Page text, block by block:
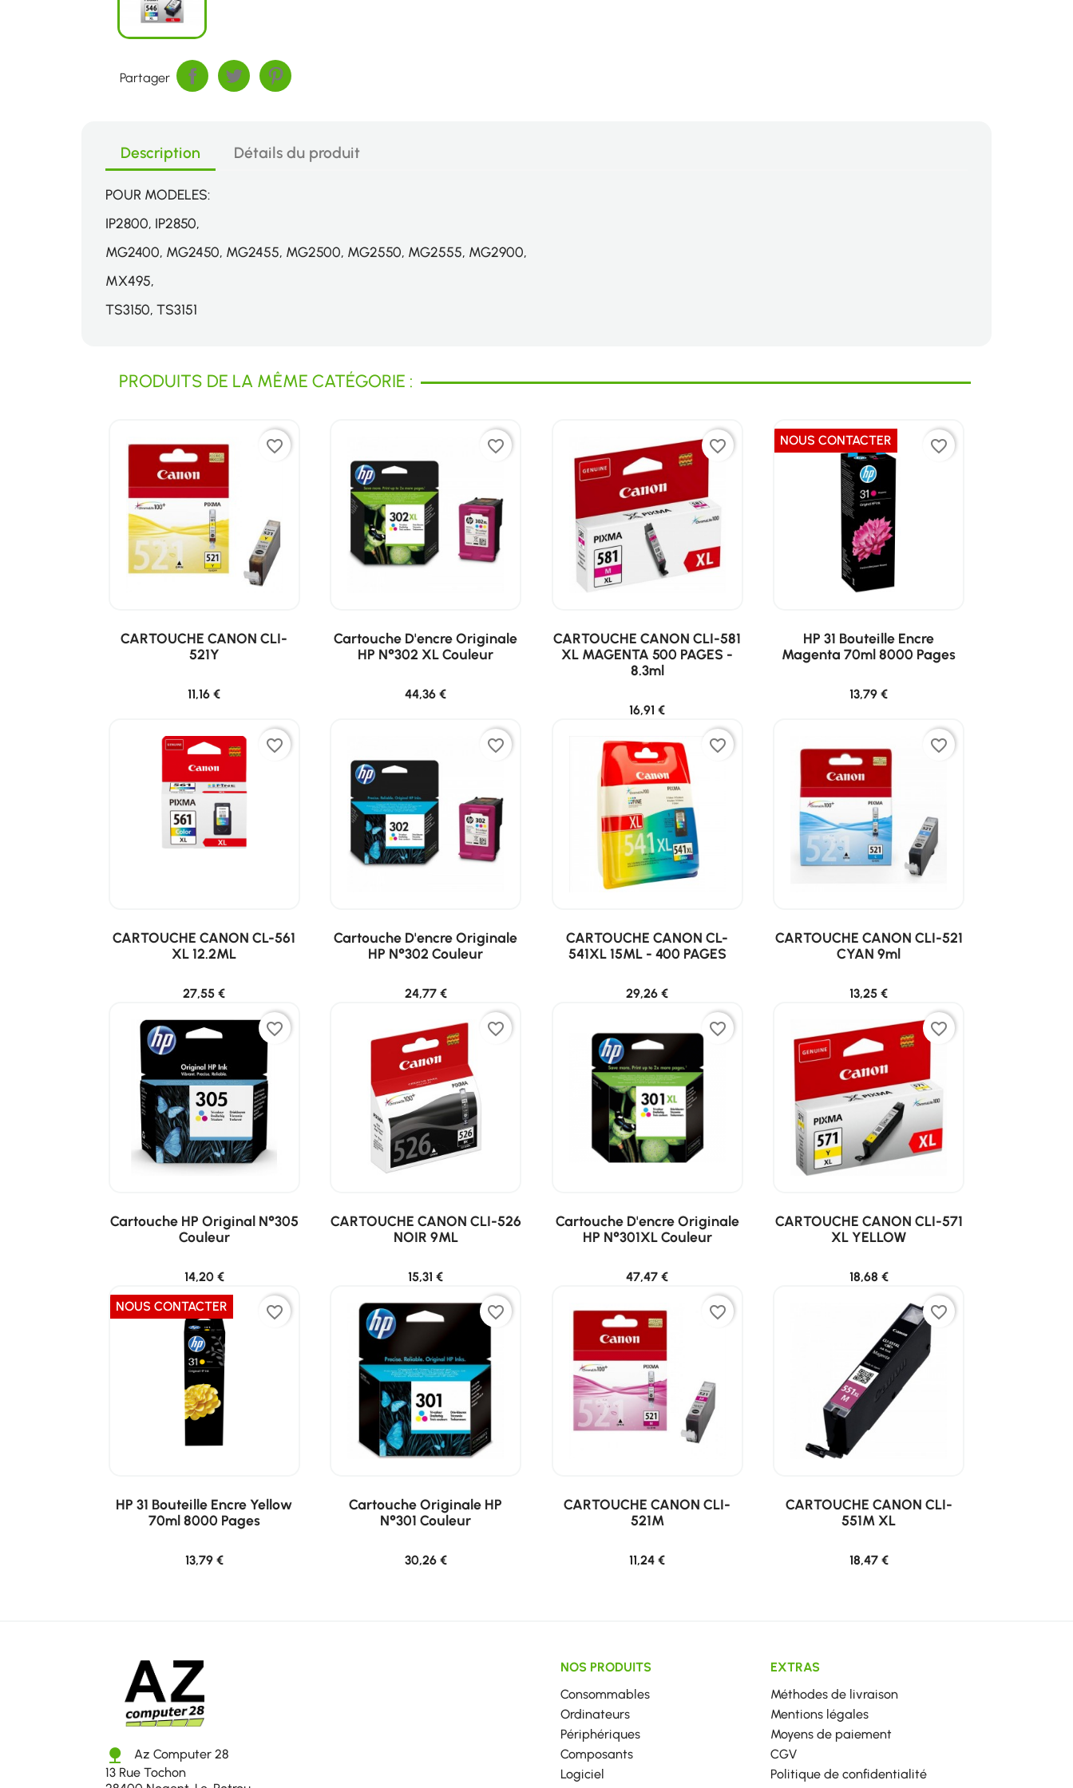
Partager
Description Détails du produit
POUR MODELES:
IP2800, IP2850,
MG2400, MG2450, MG2455, MG2500, MG2550, MG2555, MG2900,
MX495,
TS3150, TS3151
PRODUITS DE LA MÊME CATÉGORIE :
favorite_border
CARTOUCHE CANON CLI-
521Y
11,16 €
favorite_border
Cartouche D'encre Originale
HP N°302 XL Couleur
44,36 €
favorite_border
CARTOUCHE CANON CLI-581
XL MAGENTA 500 PAGES -
8.3ml
16,91 €
NOUS CONTACTER favorite_border
HP 31 Bouteille Encre
Magenta 70ml 8000 Pages
13,79 €
favorite_border
CARTOUCHE CANON CL-561
XL 12.2ML
27,55 €
favorite_border
Cartouche D'encre Originale
HP N°302 Couleur
24,77 €
favorite_border
CARTOUCHE CANON CL-
541XL 15ML - 400 PAGES
29,26 €
favorite_border
CARTOUCHE CANON CLI-521
CYAN 9ml
13,25 €
favorite_border
Cartouche HP Original N°305
Couleur
14,20 €
favorite_border
CARTOUCHE CANON CLI-526
NOIR 9ML
15,31 €
favorite_border
Cartouche D'encre Originale
HP N°301XL Couleur
47,47 €
favorite_border
CARTOUCHE CANON CLI-571
XL YELLOW
18,68 €
NOUS CONTACTER
favorite_border
HP 31 Bouteille Encre Yellow
70ml 8000 Pages
13,79 €
favorite_border
Cartouche Originale HP
N°301 Couleur
30,26 €
favorite_border
CARTOUCHE CANON CLI-
521M
11,24 €
favorite_border
CARTOUCHE CANON CLI-
551M XL
18,47 €
nature
Az Computer 28
13 Rue Tochon
NOS PRODUITS
Consommables
Ordinateurs
Périphériques
Composants
Logiciel
EXTRAS
Méthodes de livraison
Mentions légales
Moyens de paiement
CGV
Politique de confidentialité